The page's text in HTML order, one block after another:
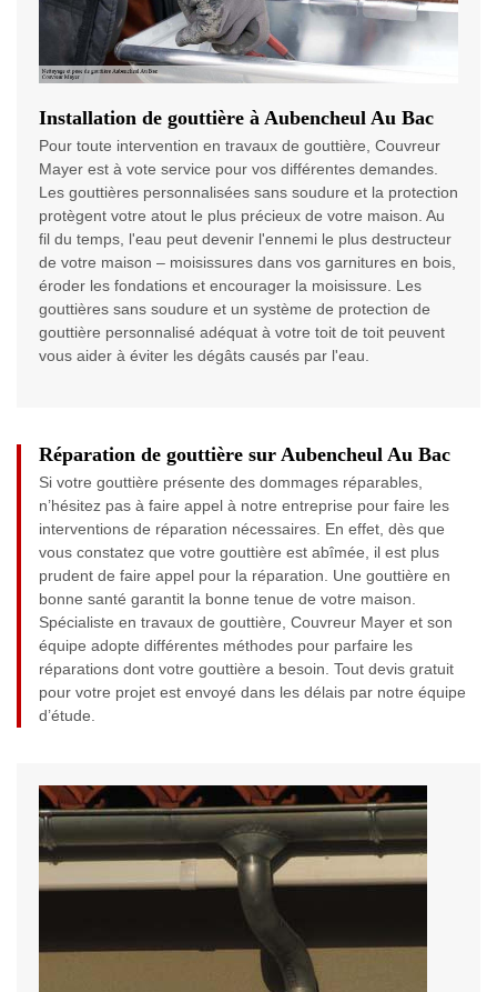
Installation de gouttière à Aubencheul Au Bac
Pour toute intervention en travaux de gouttière, Couvreur
Mayer est à vote service pour vos différentes demandes.
Les gouttières personnalisées sans soudure et la protection
protègent votre atout le plus précieux de votre maison. Au
fil du temps, l'eau peut devenir l'ennemi le plus destructeur
de votre maison – moisissures dans vos garnitures en bois,
éroder les fondations et encourager la moisissure. Les
gouttières sans soudure et un système de protection de
gouttière personnalisé adéquat à votre toit de toit peuvent
vous aider à éviter les dégâts causés par l'eau.
Réparation de gouttière sur Aubencheul Au Bac
Si votre gouttière présente des dommages réparables,
n’hésitez pas à faire appel à notre entreprise pour faire les
interventions de réparation nécessaires. En effet, dès que
vous constatez que votre gouttière est abîmée, il est plus
prudent de faire appel pour la réparation. Une gouttière en
bonne santé garantit la bonne tenue de votre maison.
Spécialiste en travaux de gouttière, Couvreur Mayer et son
équipe adopte différentes méthodes pour parfaire les
réparations dont votre gouttière a besoin. Tout devis gratuit
pour votre projet est envoyé dans les délais par notre équipe
d’étude.